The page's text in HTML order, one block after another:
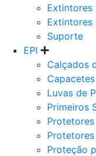
Extintores
Extintores
Suporte
EPI
Calçados
Luvas de
Primeiros
Proteção